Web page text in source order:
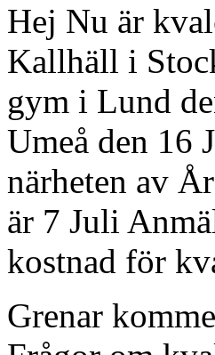
Hej Nu är
Kallhäll i
gym i Lund
Umeå den 16
närheten av
är 7 Juli
kostnad för
Grenar